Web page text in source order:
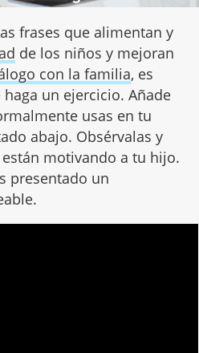
frases que alimentan y
de los niños y mejoran
con la familia, es
un ejercicio. Añade
usas en tu
abajo. Obsérvalas y
motivando a tu hijo.
presentado un